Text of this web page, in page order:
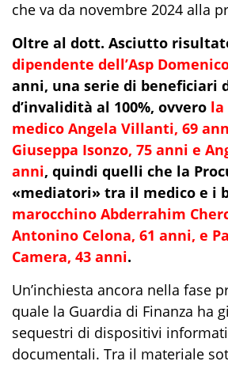
che va da novembre 2024 alla
Oltre al dott. Asciutto
dipendente dell’Asp
anni, una serie di beneficiari
d’invalidità al 100%, ovvero la
medico Angela Villanti, 69
Giuseppa Isonzo, 75 anni e
anni, quindi quelli che la
«mediatori» tra il medico e i
marocchino Abderrahim
Antonino Celona, 61 anni, e
Camera, 43 anni.
Un’inchiesta ancora nella fase
quale la Guardia di Finanza ha
sequestri di dispositivi
documentali. Tra il materiale